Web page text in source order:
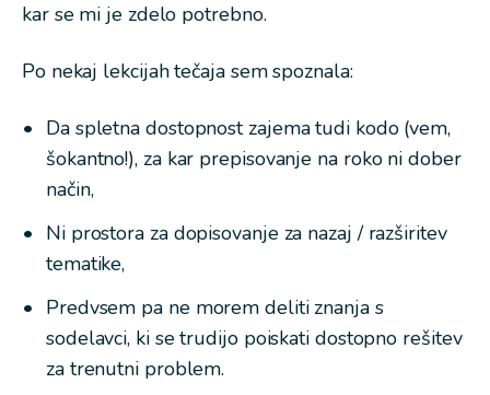
kar se mi je zdelo potrebno.
Po nekaj lekcijah tečaja sem spoznala:
Da spletna dostopnost zajema tudi kodo (vem,
šokantno!), za kar prepisovanje na roko ni dober
način,
Ni prostora za dopisovanje za nazaj / razširitev
tematike,
Predvsem pa ne morem deliti znanja s
sodelavci, ki se trudijo poiskati dostopno rešitev
za trenutni problem.